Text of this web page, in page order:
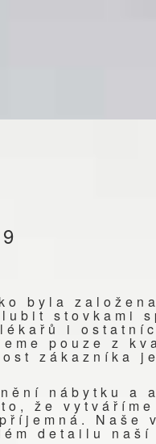
byla
stovkami
i
pouze z
zákazníka
nábytku a
že
Naše
detailu naší